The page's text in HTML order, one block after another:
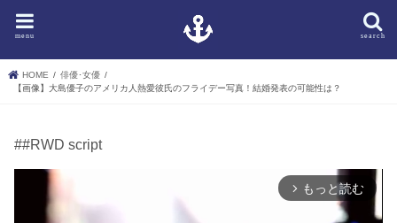
search
menu
HOME
俳優･女優
【画像】大島優子のアメリカ人熱愛彼氏のフライデー写真！結婚発表の可能性は？
##RWD script
arrow_forward_ios もっと読む